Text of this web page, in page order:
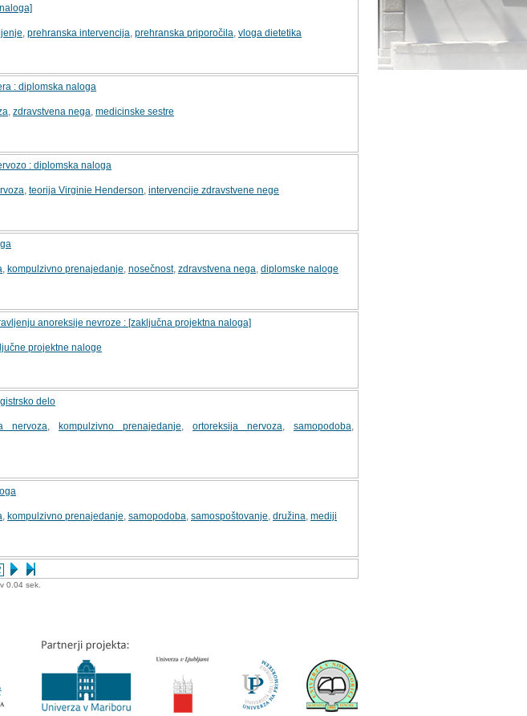
prehranska intervencija prehranska priporočila vloga dietetika
: diplomska naloga
zdravstvena nega medicinske sestre
: diplomska naloga
teorija Virginie Henderson intervencije zdravstvene nege
kompulzivno prenajedanje nosečnost, zdravstvena nega diplomske naloge
anoreksije nevroze : [zaključna projektna naloga]
projektne naloge
delo
nervoza kompulzivno prenajedanje ortoreksija nervoza samopodoba
kompulzivno prenajedanje samopodoba samospoštovanje družina mediji
0.04 sek.